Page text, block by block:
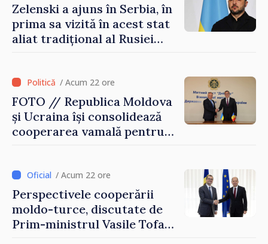
Zelenski a ajuns în Serbia, în
prima sa vizită în acest stat
aliat tradițional al Rusiei
/ Acum 22 ore
FOTO // Republica Moldova
și Ucraina își consolidează
cooperarea vamală pentru
Reuniune la Moghiliov-
Podolsk
/ Acum 22 ore
Perspectivele cooperării
moldo-turce, discutate de
Prim-ministrul Vasile Tofan